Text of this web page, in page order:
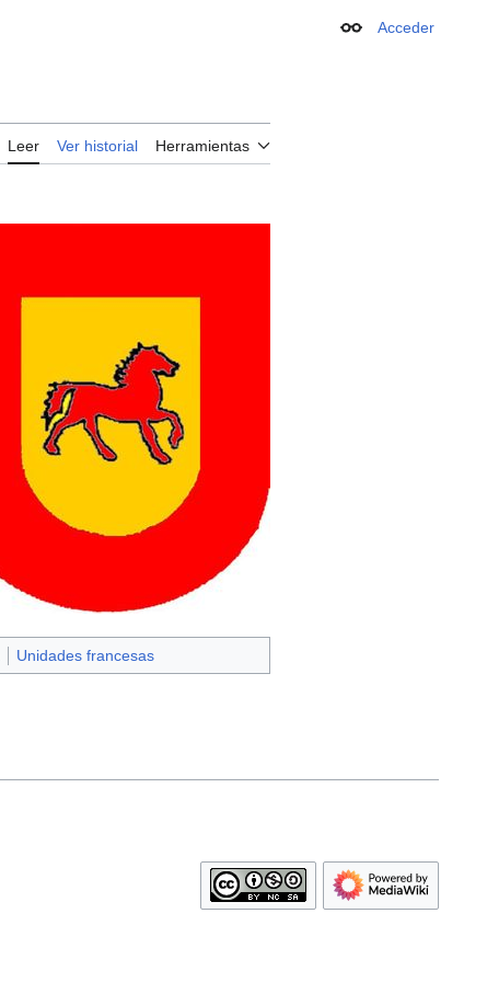
Apariencia
Acceder
Leer Ver historial Herramientas
Unidades francesas